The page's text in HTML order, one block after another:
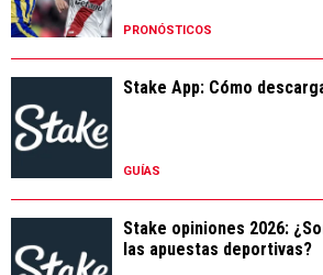
PRONÓSTICOS
Stake App: Cómo
GUÍAS
Stake opiniones 2026:
las apuestas deportivas?